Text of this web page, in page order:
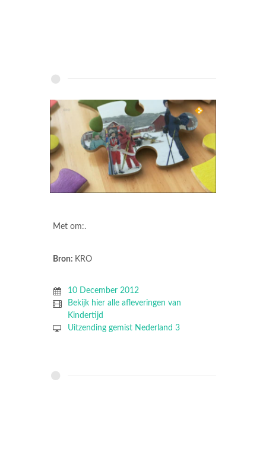
Met om:.
Bron: KRO
10 December 2012
Bekijk hier alle afleveringen van
Kindertijd
Uitzending gemist Nederland 3